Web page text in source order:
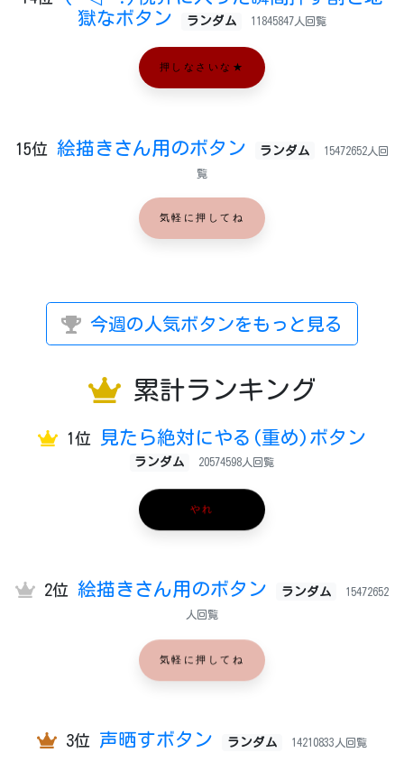
獄なボタン
ランダム 11845847人回覧
押しなさいな★
15位 絵描きさん用のボタン ランダム 15472652人回
覧
気軽に押してね
今週の人気ボタンをもっと見る
累計ランキング
1位 見たら絶対にやる(重め)ボタン
ランダム 20574598人回覧
やれ
2位 絵描きさん用のボタン ランダム 15472652
人回覧
気軽に押してね
3位 声晒すボタン ランダム 14210833人回覧